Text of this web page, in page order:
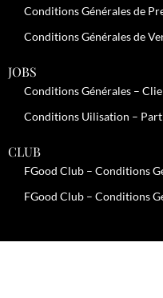
Conditions Générales de
Conditions Générales de
JOBS
Conditions Générales –
Conditions Uilisation –
CLUB
FGood Club – Conditions
FGood Club – Conditions